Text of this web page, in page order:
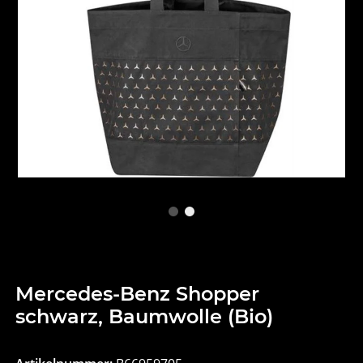
Mercedes-Benz Shopper
schwarz, Baumwolle (Bio)